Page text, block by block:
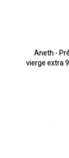
Aneth -
vierge extra